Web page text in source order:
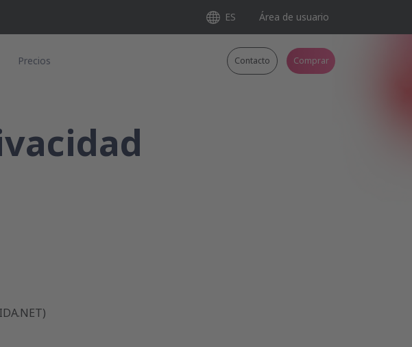
ES Área de usuario
Precios Contacto Comprar